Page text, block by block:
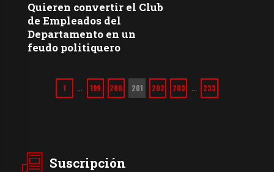
Quieren convertir el Club
de Empleados del
Departamento en un
feudo politiquero
1 199 200 201 202 203 233
Suscripción